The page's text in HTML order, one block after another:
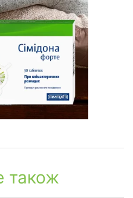
також